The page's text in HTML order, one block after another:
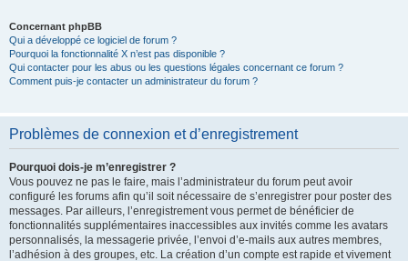
Concernant phpBB
Qui a développé ce logiciel de forum ?
Pourquoi la fonctionnalité X n’est pas disponible ?
Qui contacter pour les abus ou les questions légales concernant ce forum ?
Comment puis-je contacter un administrateur du forum ?
Problèmes de connexion et d’enregistrement
Pourquoi dois-je m’enregistrer ?
Vous pouvez ne pas le faire, mais l’administrateur du forum peut avoir
configuré les forums afin qu’il soit nécessaire de s’enregistrer pour poster des
messages. Par ailleurs, l’enregistrement vous permet de bénéficier de
fonctionnalités supplémentaires inaccessibles aux invités comme les avatars
personnalisés, la messagerie privée, l’envoi d’e-mails aux autres membres,
l’adhésion à des groupes, etc. La création d’un compte est rapide et vivement